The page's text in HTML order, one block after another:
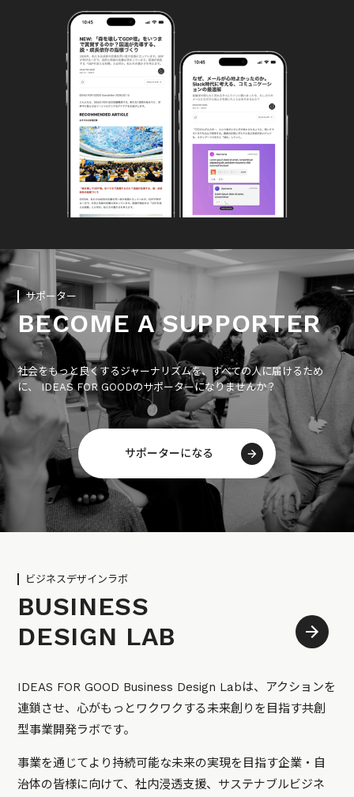
サポーター
BECOME A SUPPORTER
社会をもっと良くするジャーナリズムを、すべての人に届けるため
に、 IDEAS FOR GOODのサポーターになりませんか？
サポーターになる
ビジネスデザインラボ
BUSINESS
DESIGN LAB
IDEAS FOR GOOD Business Design Labは、アクションを
連鎖させ、心がもっとワクワクする未来創りを目指す共創
型事業開発ラボです。
事業を通じてより持続可能な未来の実現を目指す企業・自
治体の皆様に向けて、社内浸透支援、サステナブルビジネ